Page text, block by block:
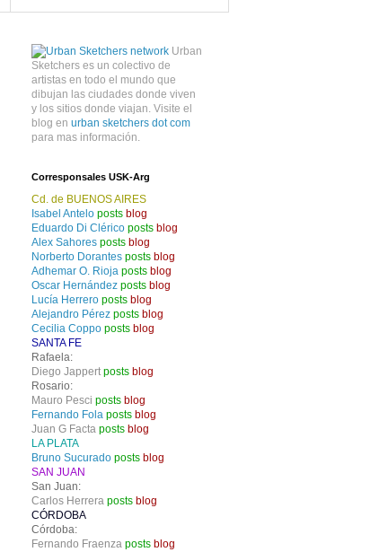
Urban
Sketchers es un colectivo de
artistas en todo el mundo que
dibujan las ciudades donde viven
y los sitios donde viajan. Visite el
blog en urban sketchers dot com
para mas información.
Corresponsales USK-Arg
Cd. de BUENOS AIRES
Isabel Antelo posts blog
Eduardo Di Clérico posts blog
Alex Sahores posts blog
Norberto Dorantes posts blog
Adhemar O. Rioja posts blog
Oscar Hernández posts blog
Lucía Herrero posts blog
Alejandro Pérez posts blog
Cecilia Coppo posts blog
SANTA FE
Rafaela:
Diego Jappert posts blog
Rosario:
Mauro Pesci posts blog
Fernando Fola posts blog
Juan G Facta posts blog
LA PLATA
Bruno Sucurado posts blog
SAN JUAN
San Juan:
Carlos Herrera posts blog
CÓRDOBA
Córdoba:
Fernando Fraenza posts blog